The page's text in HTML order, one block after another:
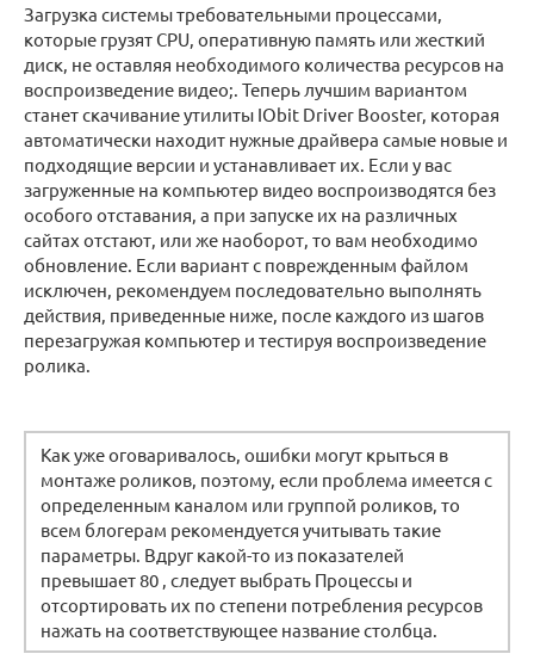
Загрузка системы требовательными процессами,
которые грузят CPU, оперативную память или жесткий
диск, не оставляя необходимого количества ресурсов на
воспроизведение видео;. Теперь лучшим вариантом
станет скачивание утилиты IObit Driver Booster, которая
автоматически находит нужные драйвера самые новые и
подходящие версии и устанавливает их. Если у вас
загруженные на компьютер видео воспроизводятся без
особого отставания, а при запуске их на различных
сайтах отстают, или же наоборот, то вам необходимо
обновление. Если вариант с поврежденным файлом
исключен, рекомендуем последовательно выполнять
действия, приведенные ниже, после каждого из шагов
перезагружая компьютер и тестируя воспроизведение
ролика.
Как уже оговаривалось, ошибки могут крыться в
монтаже роликов, поэтому, если проблема имеется с
определенным каналом или группой роликов, то
всем блогерам рекомендуется учитывать такие
параметры. Вдруг какой-то из показателей
превышает 80 , следует выбрать Процессы и
отсортировать их по степени потребления ресурсов
нажать на соответствующее название столбца.